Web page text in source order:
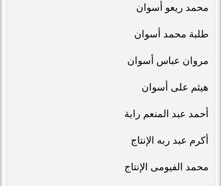
محمد ريعو أسوان
طلبة محمد أسوان
مروان عباس أسوان
هيثم على أسوان
أحمد عبد المنعم راية
أكرم عبد ربه الإنتاج
محمد الفيومى الإنتاج